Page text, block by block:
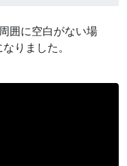
囲に空白がない場
りました。